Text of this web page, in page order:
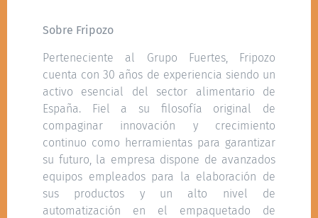
Sobre Fripozo
Perteneciente al Grupo Fuertes, Fripozo
cuenta con 30 años de experiencia siendo un
activo esencial del sector alimentario de
España. Fiel a su filosofía original de
compaginar innovación y crecimiento
continuo como herramientas para garantizar
su futuro, la empresa dispone de avanzados
equipos empleados para la elaboración de
sus productos y un alto nivel de
automatización en el empaquetado de